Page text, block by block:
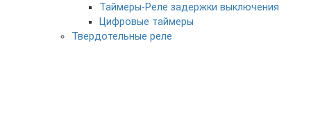
Таймеры-Реле задержки выключения
Цифровые таймеры
Твердотельные реле